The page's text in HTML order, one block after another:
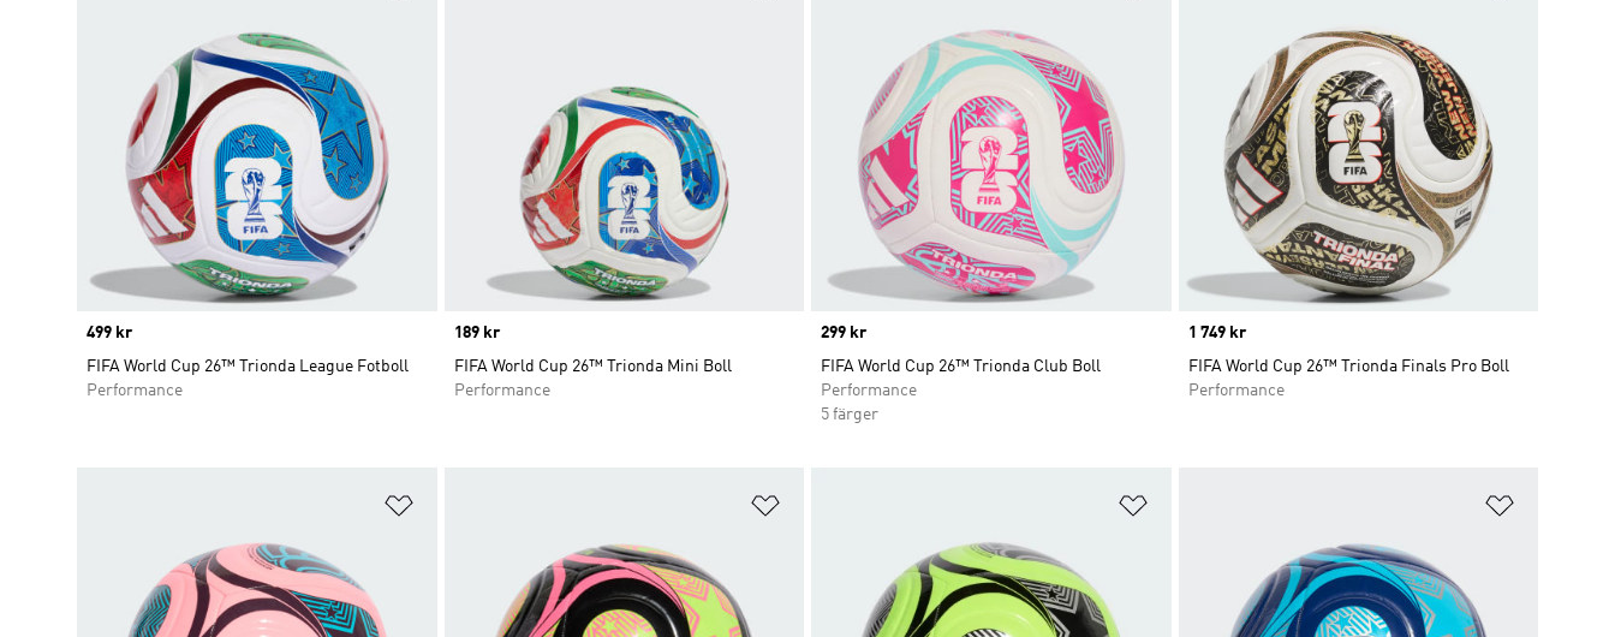
Price
499 kr
FIFA World Cup 26™ Trionda League Fotboll
Performance
Price
189 kr
FIFA World Cup 26™ Trionda Mini Boll
Performance
Price
299 kr
FIFA World Cup 26™ Trionda Club Boll
Performance
5 färger
Price
1 749 kr
FIFA World Cup 26™ Trionda Finals Pro Boll
Performance